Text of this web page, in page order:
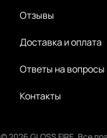
Отзывы
Доставка и оплата
Ответы на вопросы
Контакты